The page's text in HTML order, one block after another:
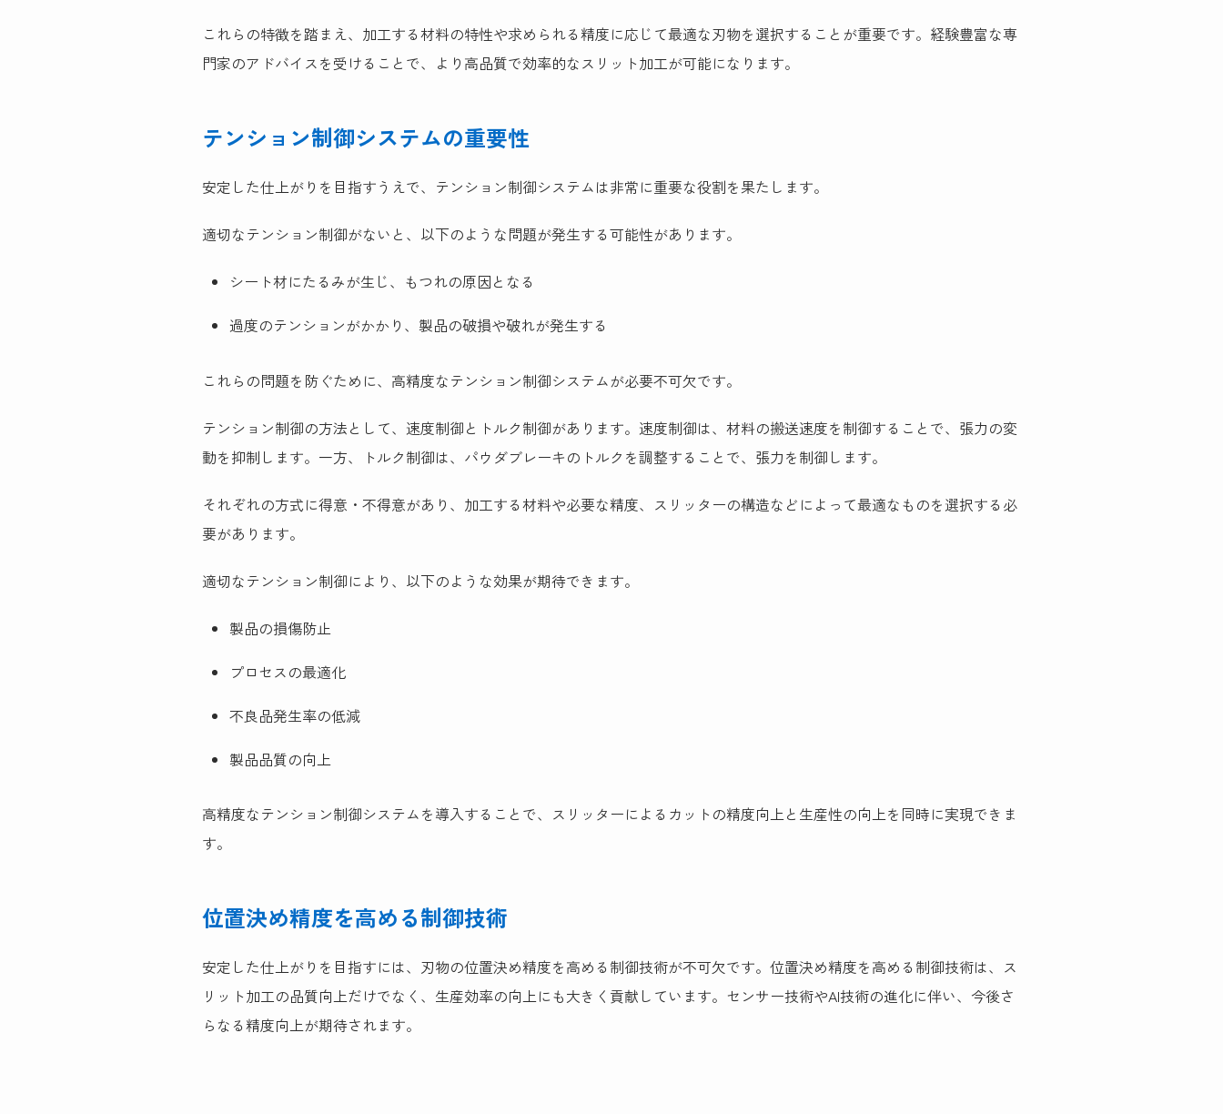
これらの特徴を踏まえ、加工する材料の特性や求められる精度に応じて最適な刃物を選択することが重要です。経験豊富な専
門家のアドバイスを受けることで、より高品質で効率的なスリット加工が可能になります。
テンション制御システムの重要性
安定した仕上がりを目指すうえで、テンション制御システムは非常に重要な役割を果たします。
適切なテンション制御がないと、以下のような問題が発生する可能性があります。
シート材にたるみが生じ、もつれの原因となる
過度のテンションがかかり、製品の破損や破れが発生する
これらの問題を防ぐために、高精度なテンション制御システムが必要不可欠です。
テンション制御の方法として、速度制御とトルク制御があります。速度制御は、材料の搬送速度を制御することで、張力の変
動を抑制します。一方、トルク制御は、パウダブレーキのトルクを調整することで、張力を制御します。
それぞれの方式に得意・不得意があり、加工する材料や必要な精度、スリッターの構造などによって最適なものを選択する必
要があります。
適切なテンション制御により、以下のような効果が期待できます。
製品の損傷防止
プロセスの最適化
不良品発生率の低減
製品品質の向上
高精度なテンション制御システムを導入することで、スリッターによるカットの精度向上と生産性の向上を同時に実現できま
す。
位置決め精度を高める制御技術
安定した仕上がりを目指すには、刃物の位置決め精度を高める制御技術が不可欠です。位置決め精度を高める制御技術は、ス
リット加工の品質向上だけでなく、生産効率の向上にも大きく貢献しています。センサー技術やAI技術の進化に伴い、今後さ
らなる精度向上が期待されます。